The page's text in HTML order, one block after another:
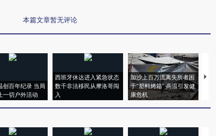
本篇文章暂无评论
创百年纪录 当局
一切户外活动
西班牙休达进入紧急状态
数千非法移民从摩洛哥闯
入
加沙上百万流离失所者困
于“塑料烤箱” 高温引发健
康危机
视
心